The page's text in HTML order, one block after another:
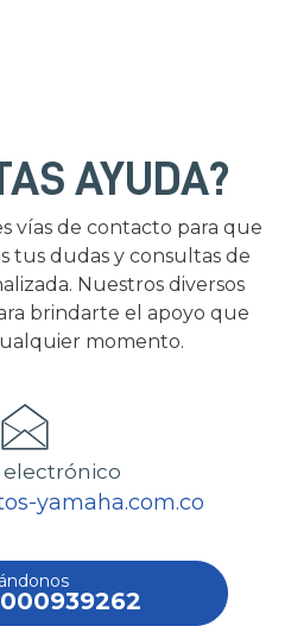
AYUDA?
vías de contacto para que
tus dudas y consultas de
Nuestros diversos
brindarte el apoyo que
momento.
electrónico
yamaha.com.co